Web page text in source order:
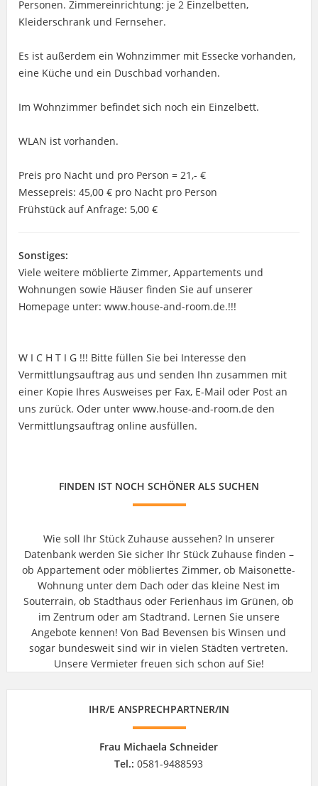
Personen. Zimmereinrichtung: je 2 Einzelbetten,
Kleiderschrank und Fernseher.
Es ist außerdem ein Wohnzimmer mit Essecke vorhanden,
eine Küche und ein Duschbad vorhanden.
Im Wohnzimmer befindet sich noch ein Einzelbett.
WLAN ist vorhanden.
Preis pro Nacht und pro Person = 21,- €
Messepreis: 45,00 € pro Nacht pro Person
Frühstück auf Anfrage: 5,00 €
Sonstiges:
Viele weitere möblierte Zimmer, Appartements und
Wohnungen sowie Häuser finden Sie auf unserer
Homepage unter: www.house-and-room.de.!!!
W I C H T I G !!! Bitte füllen Sie bei Interesse den
Vermittlungsauftrag aus und senden Ihn zusammen mit
einer Kopie Ihres Ausweises per Fax, E-Mail oder Post an
uns zurück. Oder unter www.house-and-room.de den
Vermittlungsauftrag online ausfüllen.
FINDEN IST NOCH SCHÖNER ALS SUCHEN
Wie soll Ihr Stück Zuhause aussehen? In unserer
Datenbank werden Sie sicher Ihr Stück Zuhause finden –
ob Appartement oder möbliertes Zimmer, ob Maisonette-
Wohnung unter dem Dach oder das kleine Nest im
Souterrain, ob Stadthaus oder Ferienhaus im Grünen, ob
im Zentrum oder am Stadtrand. Lernen Sie unsere
Angebote kennen! Von Bad Bevensen bis Winsen und
sogar bundesweit sind wir in vielen Städten vertreten.
Unsere Vermieter freuen sich schon auf Sie!
IHR/E ANSPRECHPARTNER/IN
Frau Michaela Schneider
Tel.: 0581-9488593